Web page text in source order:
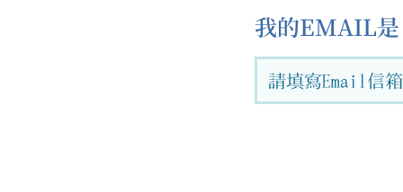
我的EMAIL是